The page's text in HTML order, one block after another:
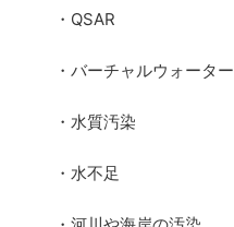
・QSAR
・バーチャルウォーター
・水質汚染
・水不足